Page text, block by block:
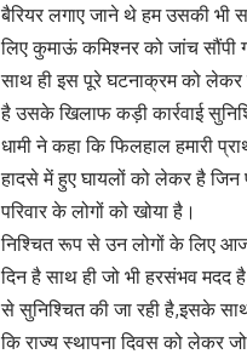
बैरियर लगाए जाने थे हम उसकी भी
लिए कुमाऊं कमिश्नर को जांच सौंपी
साथ ही इस पूरे घटनाक्रम को लेकर
है उसके खिलाफ कड़ी कार्रवाई
धामी ने कहा कि फिलहाल हमारी
हादसे में हुए घायलों को लेकर है जिन
परिवार के लोगों को खोया है।
निश्चित रूप से उन लोगों के लिए
दिन है साथ ही जो भी हरसंभव मदद
से सुनिश्चित की जा रही है,इसके
कि राज्य स्थापना दिवस को लेकर